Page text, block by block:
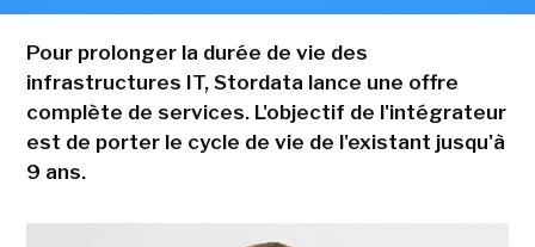
Pour prolonger la durée de vie des
infrastructures IT, Stordata lance une offre
complète de services. L'objectif de l'intégrateur
est de porter le cycle de vie de l'existant jusqu'à
9 ans.